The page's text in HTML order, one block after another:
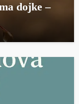
dojke –